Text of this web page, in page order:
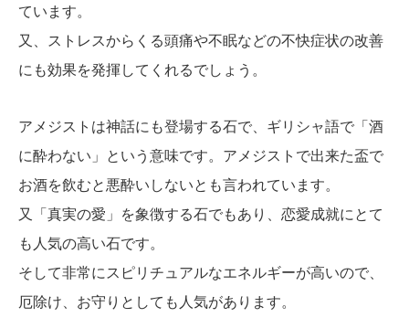
ています。
又、ストレスからくる頭痛や不眠などの不快症状の改善
にも効果を発揮してくれるでしょう。
アメジストは神話にも登場する石で、ギリシャ語で「酒
に酔わない」という意味です。アメジストで出来た盃で
お酒を飲むと悪酔いしないとも言われています。
又「真実の愛」を象徴する石でもあり、恋愛成就にとて
も人気の高い石です。
そして非常にスピリチュアルなエネルギーが高いので、
厄除け、お守りとしても人気があります。